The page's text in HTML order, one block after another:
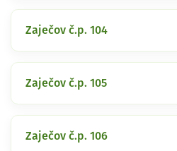
Zaječov č.p. 104
Zaječov č.p. 105
Zaječov č.p. 106